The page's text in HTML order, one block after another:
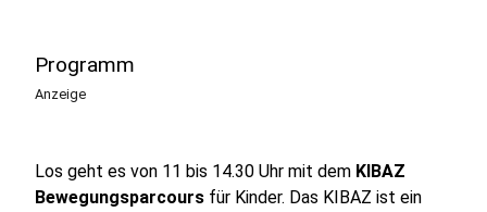
Programm
Anzeige
Los geht es von 11 bis 14.30 Uhr mit dem KIBAZ
Bewegungsparcours für Kinder. Das KIBAZ ist ein